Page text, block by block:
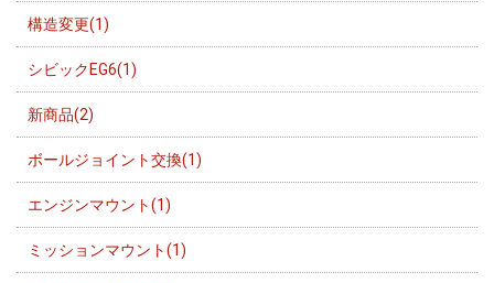
構造変更(1)
シビックEG6(1)
新商品(2)
ボールジョイント交換(1)
エンジンマウント(1)
ミッションマウント(1)